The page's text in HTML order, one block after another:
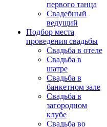
первого танца
Свадебный
ведущий
Подбор места
проведения свадьбы
Свадьба в отеле
Свадьба в
шатре
Свадьба в
банкетном зале
Свадьба в
загородном
клубе
Свадьба во